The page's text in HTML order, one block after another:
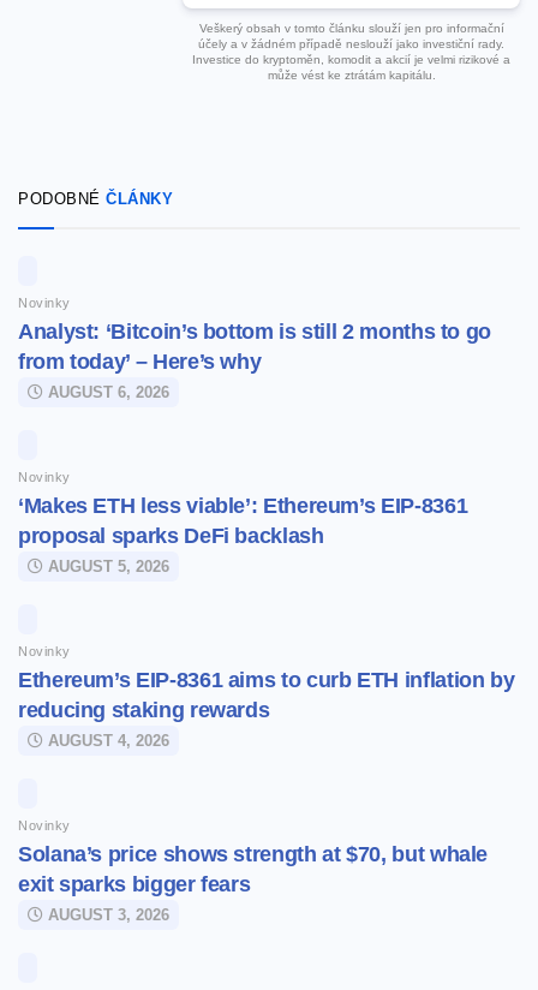
Veškerý obsah v tomto článku slouží jen pro informační
účely a v žádném případě neslouží jako investiční rady.
Investice do kryptoměn, komodit a akcií je velmi rizikové a
může vést ke ztrátám kapitálu.
PODOBNÉ ČLÁNKY
Novinky
Analyst: ‘Bitcoin’s bottom is still 2 months to go
from today’ – Here’s why
AUGUST 6, 2026
Novinky
‘Makes ETH less viable’: Ethereum’s EIP-8361
proposal sparks DeFi backlash
AUGUST 5, 2026
Novinky
Ethereum’s EIP-8361 aims to curb ETH inflation by
reducing staking rewards
AUGUST 4, 2026
Novinky
Solana’s price shows strength at $70, but whale
exit sparks bigger fears
AUGUST 3, 2026